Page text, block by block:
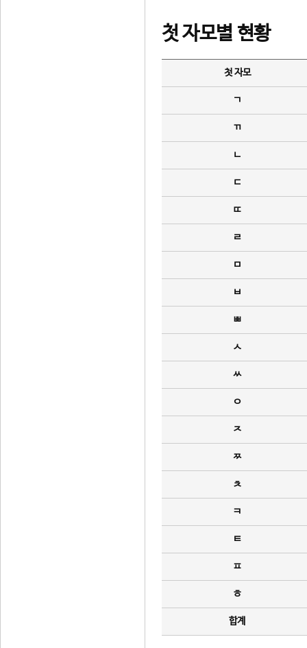
첫 자모별 현황
첫 자모
ㄱ
ㄲ
ㄴ
ㄷ
ㄸ
ㄹ
ㅁ
ㅂ
ㅃ
ㅅ
ㅆ
ㅇ
ㅈ
ㅉ
ㅊ
ㅋ
ㅌ
ㅍ
ㅎ
합계